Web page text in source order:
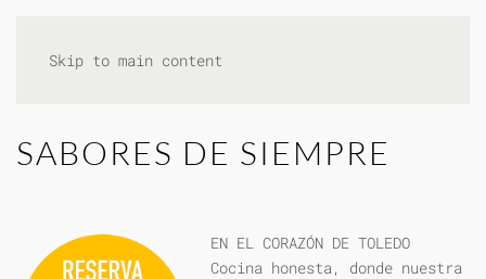
Skip to main content
SABORES DE SIEMPRE
EN EL CORAZÓN DE TOLEDO
Cocina honesta, donde nuestra